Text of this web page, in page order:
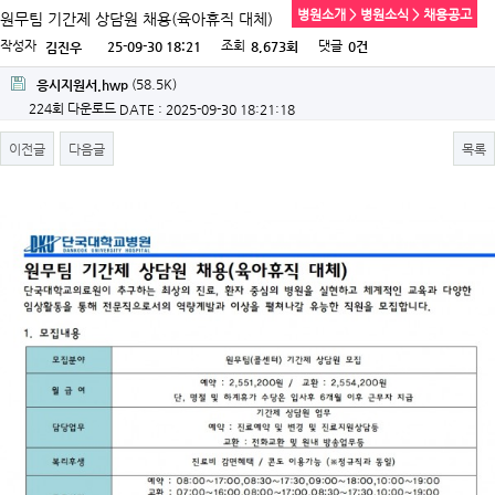
병원소개 > 병원소식 > 채용공고
원무팀 기간제 상담원 채용(육아휴직 대체)
작성자 김진우 25-09-30 18:21 조회 8,673회 댓글 0건
응시지원서.hwp (58.5K)
224회 다운로드 DATE : 2025-09-30 18:21:18
이전글 다음글 목록